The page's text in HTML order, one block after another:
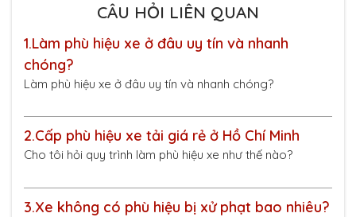
CÂU HỎI LIÊN QUAN
1.Làm phù hiệu xe ở đâu uy tín và nhanh
chóng?
Làm phù hiệu xe ở đâu uy tín và nhanh chóng?
2.Cấp phù hiệu xe tải giá rẻ ở Hồ Chí Minh
Cho tôi hỏi quy trình làm phù hiệu xe như thế nào?
3.Xe không có phù hiệu bị xử phạt bao nhiêu?